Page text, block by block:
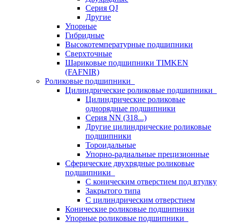
Серия QJ
Другие
Упорные
Гибридные
Высокотемпературные подшипники
Сверхточные
Шариковые подшипники TIMKEN
(FAFNIR)
Роликовые подшипники
Цилиндрические роликовые подшипники
Цилиндрические роликовые
однорядные подшипники
Серия NN (318...)
Другие цилиндрические роликовые
подшипники
Тороидальные
Упорно-радиальные прецизионные
Сферические двухрядные роликовые
подшипники
С коническим отверстием под втулку
Закрытого типа
С цилиндрическим отверстием
Конические роликовые подшипники
Упорные роликовые подшипники